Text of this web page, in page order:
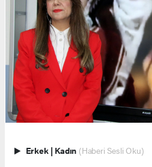
Erkek | Kadın (Haberi Sesli Oku)